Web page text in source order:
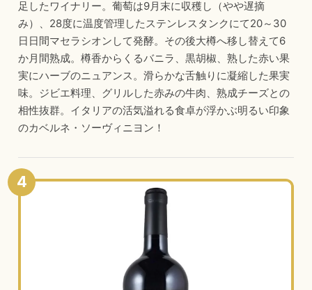
足したワイナリー。葡萄は9月末に収穫し（やや遅摘
み）、28度に温度管理したステンレスタンクにて20～30
日日間マセラシオンして発酵。その後大樽へ移し替えて6
か月間熟成。樽香からくるバニラ、黒胡椒、熟した赤い果
実にハーブのニュアンス。滑らかな舌触りに凝縮した果実
味。ジビエ料理、グリルした赤みの牛肉、熟成チーズとの
相性抜群。イタリアの活気溢れる食卓が浮かぶ明るい印象
のカベルネ・ソーヴィニヨン！